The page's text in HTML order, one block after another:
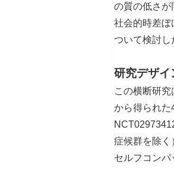
の質の低さが
社会的時差ぼ
ついて検討し
研究デザイ
この横断研
から得られた
症候群を除く
セルフコンパ